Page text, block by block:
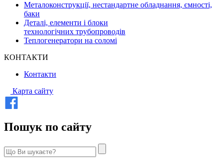
Металоконструкції, нестандартне обладнання, ємності,
баки
Деталі, елементи і блоки
технологічних трубопроводів
Теплогенератори на соломі
КОНТАКТИ
Контакти
Карта сайту
Пошук по сайту